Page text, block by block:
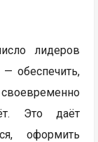
лидеров
обеспечить,
Это даёт
оформить